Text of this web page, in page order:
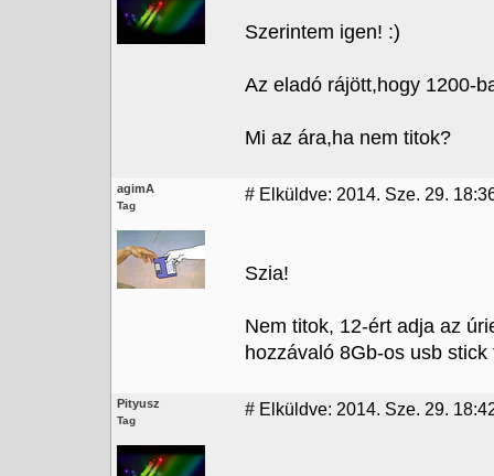
Szerintem igen! :)
Az eladó rájött,hogy 1200-
Mi az ára,ha nem titok?
agimA
Tag
# Elküldve: 2014. Sze. 29.
Szia!
Nem titok, 12-ért adja az
hozzávaló 8Gb-os usb
Pityusz
Tag
# Elküldve: 2014. Sze. 29.